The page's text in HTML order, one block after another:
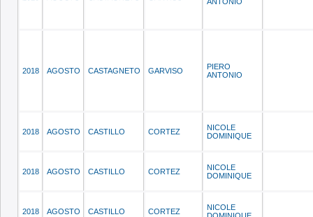
2018 AGOSTO CASTAGNETO GARVISO
PIERO
ANTONIO
2018 AGOSTO CASTILLO CORTEZ
NICOLE
DOMINIQUE
2018 AGOSTO CASTILLO CORTEZ
NICOLE
DOMINIQUE
2018 AGOSTO CASTILLO CORTEZ
NICOLE